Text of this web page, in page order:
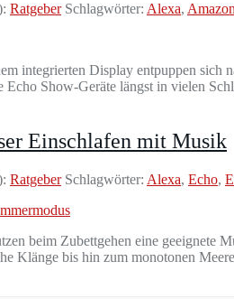
RatgeberSchlagwörter: Alexa,
integrierten Display entpuppen
Show-Geräte längst in vielen
Einschlafen mit Musik
RatgeberSchlagwörter: Alexa, Echo,
beim Zubettgehen eine geeignete
Klänge bis hin zum monotonen